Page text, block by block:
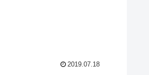
2019.07.18